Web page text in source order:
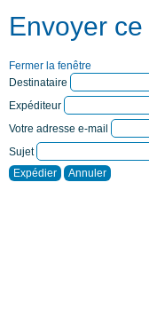
Envoyer
Fermer la fenêtre
Destinataire
Expéditeur
Votre adresse e-mail
Sujet
Expédier
Annuler